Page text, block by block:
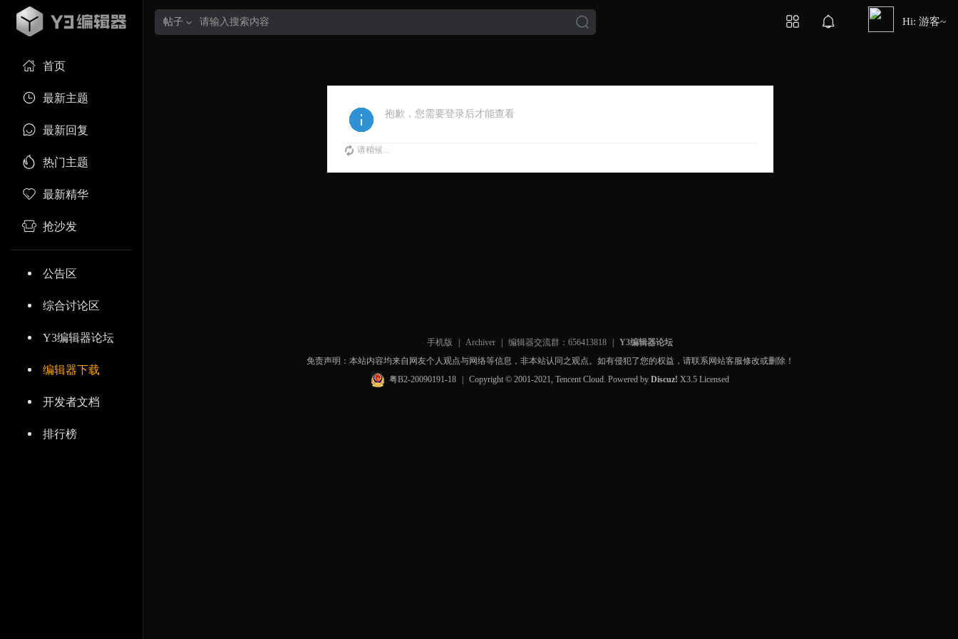
首页
最新主题
最新回复
热门主题
最新精华
抢沙发
公告区
综合讨论区
Y3编辑器论坛
编辑器下载
开发者文档
排行榜
帖子 Hi: 游客~
抱歉，您需要登录后才能查看
请稍候...
手机版 Archiver 编辑器交流群：656413818
Y3编辑器论坛
免责声明：本站内容均来自网友个人观点与网络等信息，非本站认同之观点。如有侵犯了您的权益，请联系网站客服修改或删除！
粤B2-20090191-18
Copyright © 2001-2021, Tencent Cloud. Powered byDiscuz! X3.5 Licensed